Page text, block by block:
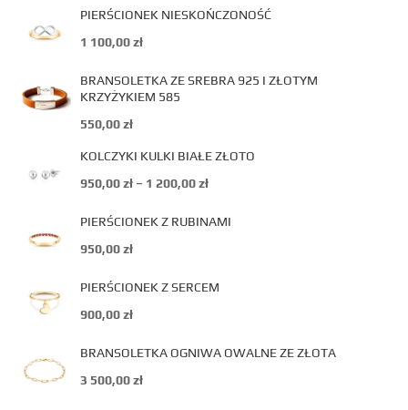
PIERŚCIONEK NIESKOŃCZONOŚĆ
1 100,00zł
BRANSOLETKA ZE SREBRA 925 I ZŁOTYM
KRZYŻYKIEM 585
550,00zł
KOLCZYKI KULKI BIAŁE ZŁOTO
950,00zł – 1 200,00zł
PIERŚCIONEK Z RUBINAMI
950,00zł
PIERŚCIONEK Z SERCEM
900,00zł
BRANSOLETKA OGNIWA OWALNE ZE ZŁOTA
3 500,00zł